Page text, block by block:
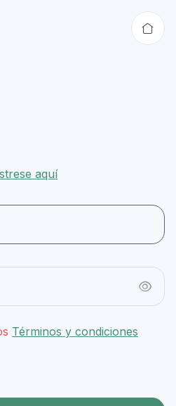
aquí
Términos y condiciones